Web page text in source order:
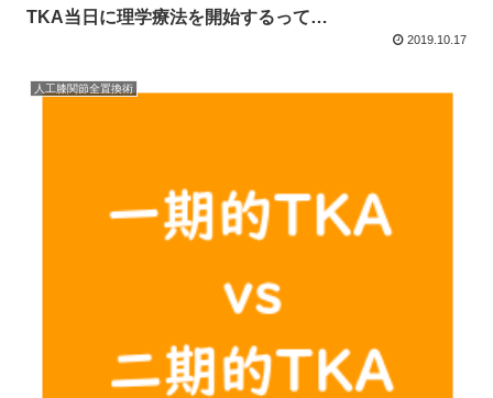
TKA当日に理学療法を開始するって…
2019.10.17
人工膝関節全置換術